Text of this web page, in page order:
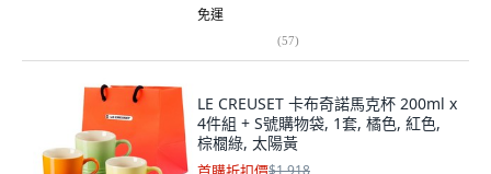
免運
(57)
LE CREUSET 卡布奇諾馬克杯 200ml x
4件組 + S號購物袋, 1套, 橘色, 紅色,
棕櫚綠, 太陽黃
$1,918